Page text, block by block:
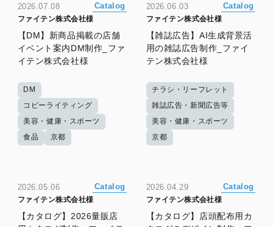
2026.07.08 Catalog
ファイテン株式会社様
【DM】新商品掲載の店舗
イベント案内DM制作_ファ
イテン株式会社様
DM
コピーライティング
美容・健康・スポーツ
食品
京都
2026.06.03 Catalog
ファイテン株式会社様
【雑誌広告】AI生成背景活
用の雑誌広告制作_ファイ
テン株式会社様
チラシ・リーフレット
雑誌広告・新聞広告等
美容・健康・スポーツ
京都
2026.05.06 Catalog
ファイテン株式会社様
【カタログ】2026量販店
2026.04.29 Catalog
ファイテン株式会社様
【カタログ】店頭配布用カ